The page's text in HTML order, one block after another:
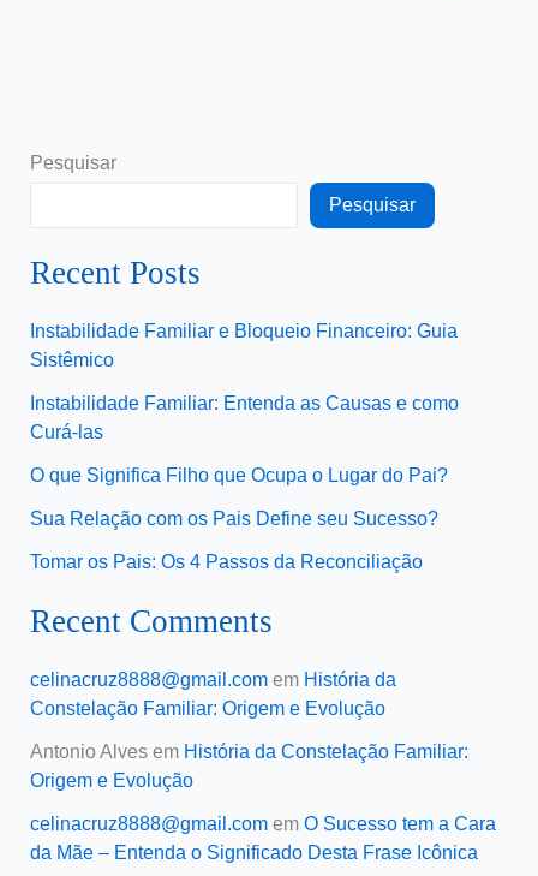
Pesquisar
Pesquisar
Recent Posts
Instabilidade Familiar e Bloqueio Financeiro: Guia
Sistêmico
Instabilidade Familiar: Entenda as Causas e como
Curá-las
O que Significa Filho que Ocupa o Lugar do Pai?
Sua Relação com os Pais Define seu Sucesso?
Tomar os Pais: Os 4 Passos da Reconciliação
Recent Comments
celinacruz8888@gmail.comem História da
Constelação Familiar: Origem e Evolução
Antonio Alvesem História da Constelação Familiar:
Origem e Evolução
celinacruz8888@gmail.comem O Sucesso tem a Cara
da Mãe – Entenda o Significado Desta Frase Icônica